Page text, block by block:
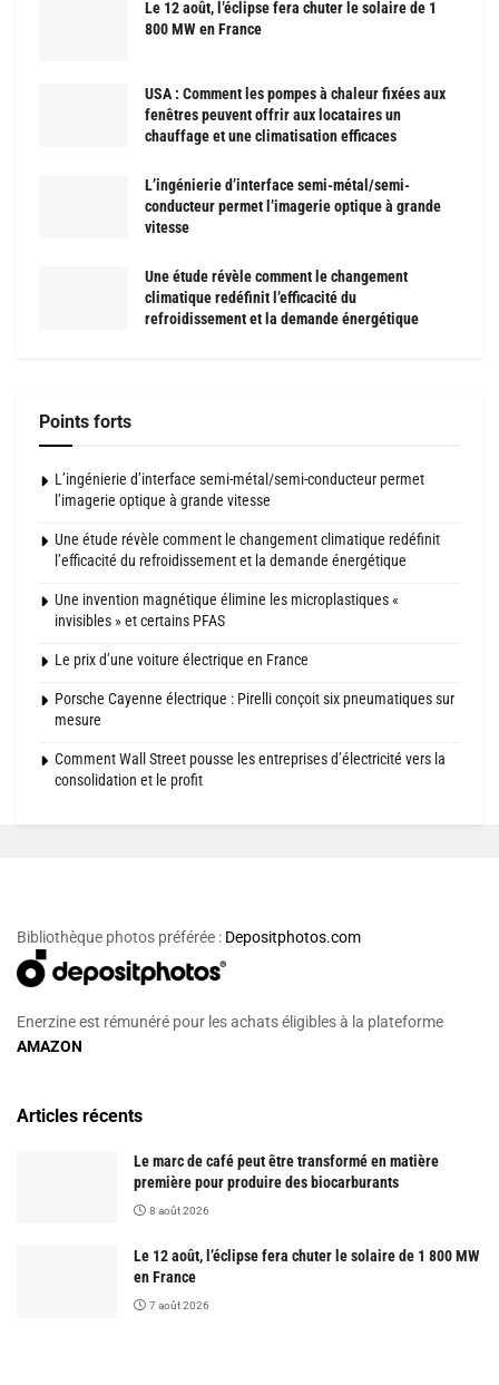
Le 12 août, l’éclipse fera chuter le solaire de 1
800 MW en France
USA : Comment les pompes à chaleur fixées aux
fenêtres peuvent offrir aux locataires un
chauffage et une climatisation efficaces
L’ingénierie d’interface semi-métal/semi-
conducteur permet l’imagerie optique à grande
vitesse
Une étude révèle comment le changement
climatique redéfinit l’efficacité du
refroidissement et la demande énergétique
Points forts
L’ingénierie d’interface semi-métal/semi-conducteur permet
l’imagerie optique à grande vitesse
Une étude révèle comment le changement climatique redéfinit
l’efficacité du refroidissement et la demande énergétique
Une invention magnétique élimine les microplastiques «
invisibles » et certains PFAS
Le prix d’une voiture électrique en France
Porsche Cayenne électrique : Pirelli conçoit six pneumatiques sur
mesure
Comment Wall Street pousse les entreprises d’électricité vers la
consolidation et le profit
Bibliothèque photos préférée : Depositphotos.com
Enerzine est rémunéré pour les achats éligibles à la plateforme
AMAZON
Articles récents
Le marc de café peut être transformé en matière
première pour produire des biocarburants
8 août 2026
Le 12 août, l’éclipse fera chuter le solaire de 1 800 MW
en France
7 août 2026